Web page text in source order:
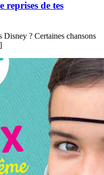
de tes
Disney ? Certaines chansons